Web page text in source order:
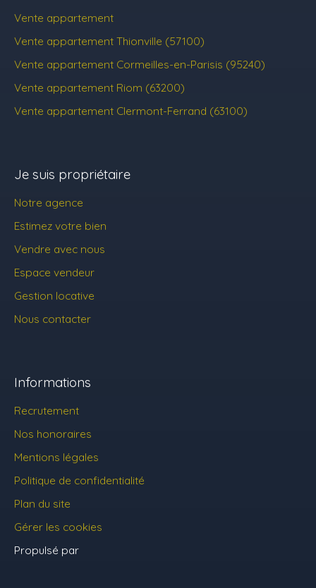
Vente appartement
Vente appartement Thionville (57100)
Vente appartement Cormeilles-en-Parisis (95240)
Vente appartement Riom (63200)
Vente appartement Clermont-Ferrand (63100)
Je suis propriétaire
Notre agence
Estimez votre bien
Vendre avec nous
Espace vendeur
Gestion locative
Nous contacter
Informations
Recrutement
Nos honoraires
Mentions légales
Politique de confidentialité
Plan du site
Gérer les cookies
Propulsé par